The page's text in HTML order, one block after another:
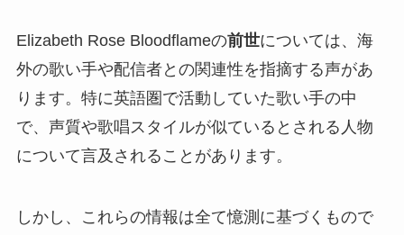
Elizabeth Rose Bloodflameの前世については、海
外の歌い手や配信者との関連性を指摘する声があ
ります。特に英語圏で活動していた歌い手の中
で、声質や歌唱スタイルが似ているとされる人物
について言及されることがあります。
しかし、これらの情報は全て憶測に基づくもので